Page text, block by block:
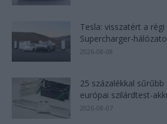
Tesla: visszatért a
Supercharger-
2026-08-08
25 százalékkal
európai szilárdtest-
2026-08-07